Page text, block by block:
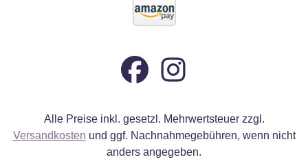
Alle Preise inkl. gesetzl. Mehrwertsteuer zzgl.
Versandkosten und ggf. Nachnahmegebühren, wenn nicht
anders angegeben.